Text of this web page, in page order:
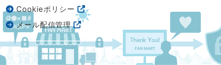
Cookieポリシー
メール配信管理